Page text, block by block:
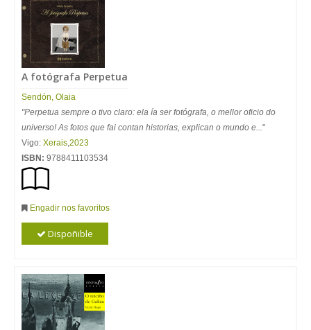
A fotógrafa Perpetua
Sendón, Olaia
"Perpetua sempre o tivo claro: ela ía ser fotógrafa, o mellor oficio do
universo! As fotos que fai contan historias, explican o mundo e..."
Vigo: Xerais,2023
ISBN: 9788411103534
Engadir nos favoritos
Dispoñible